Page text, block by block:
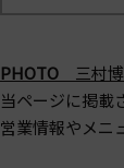
PHOTO 三村
当ページに掲載
営業情報やメニ